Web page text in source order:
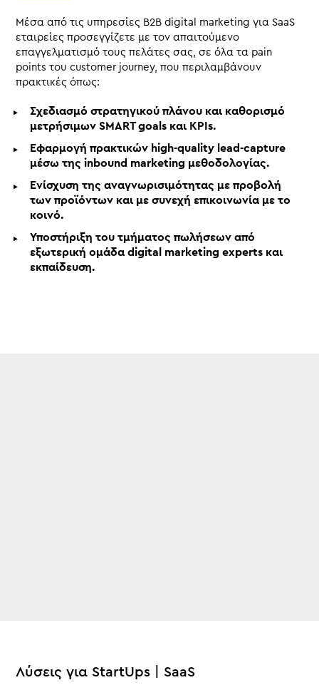
Μέσα από τις υπηρεσίες B2B digital marketing για SaaS
εταιρείες προσεγγίζετε με τον απαιτούμενο
επαγγελματισμό τους πελάτες σας, σε όλα τα pain
points του customer journey, που περιλαμβάνουν
πρακτικές όπως:
Σχεδιασμό στρατηγικού πλάνου και καθορισμό
μετρήσιμων SMART goals και KPIs.
Εφαρμογή πρακτικών high-quality lead-capture
μέσω της inbound marketing μεθοδολογίας.
Ενίσχυση της αναγνωρισιμότητας με προβολή
των προϊόντων και με συνεχή επικοινωνία με το
κοινό.
Υποστήριξη του τμήματος πωλήσεων από
εξωτερική ομάδα digital marketing experts και
εκπαίδευση.
Λύσεις για StartUps | SaaS